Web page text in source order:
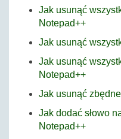
Jak usunąć
Notepad++
Jak usunąć
Jak usunąć
Notepad++
Jak usunąć
Jak dodać słowo
Notepad++